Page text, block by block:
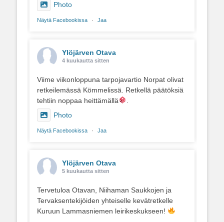
Photo
Näytä Facebookissa · Jaa
Ylöjärven Otava
4 kuukautta sitten
Viime viikonloppuna tarpojavartio Norpat olivat
retkeilemässä Kömmelissä. Retkellä päätöksiä
tehtiin noppaa heittämällä
Photo
Näytä Facebookissa · Jaa
Ylöjärven Otava
5 kuukautta sitten
Tervetuloa Otavan, Niihaman Saukkojen ja
Tervaksentekijöiden yhteiselle kevätretkelle
Kuruun Lammasniemen leirikeskukseen!